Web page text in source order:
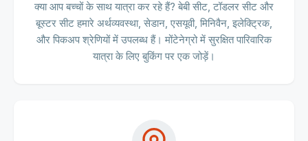
क्या आप बच्चों के साथ यात्रा कर रहे हैं? बेबी सीट, टॉडलर सीट और
बूस्टर सीट हमारे अर्थव्यवस्था, सेडान, एसयूवी, मिनिवैन, इलेक्ट्रिक,
और पिकअप श्रेणियों में उपलब्ध हैं। मोंटेनेग्रो में सुरक्षित पारिवारिक
यात्रा के लिए बुकिंग पर एक जोड़ें।